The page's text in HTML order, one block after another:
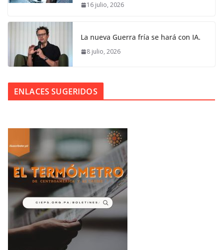
16 julio, 2026
La nueva Guerra fría se hará con IA.
8 julio, 2026
ENLACES SUGERIDOS